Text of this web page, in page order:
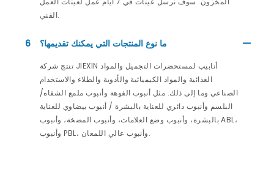
الفني.
6 ما نوع المنتجات التي يمكنك تقديمها؟
تنتج شركة JIEXIN أنابيب لمستحضرات التجميل والمواد
الغذائية والمواد الكيميائية والأدوية والطلاء والاستخدام
الصناعي وما إلى ذلك. مثل أنبوب الفوهة وأنبوب ملمع الشفاه/
البلسم وأنبوب دائري للعناية بالبشرة / أنبوب بيضاوي للعناية
بالبشرة، وأنبوب وضع العلامات، وأنبوب المضخة، وأنبوب ABL،
وأنبوب PBL، وأنبوب عالي اللمعان.